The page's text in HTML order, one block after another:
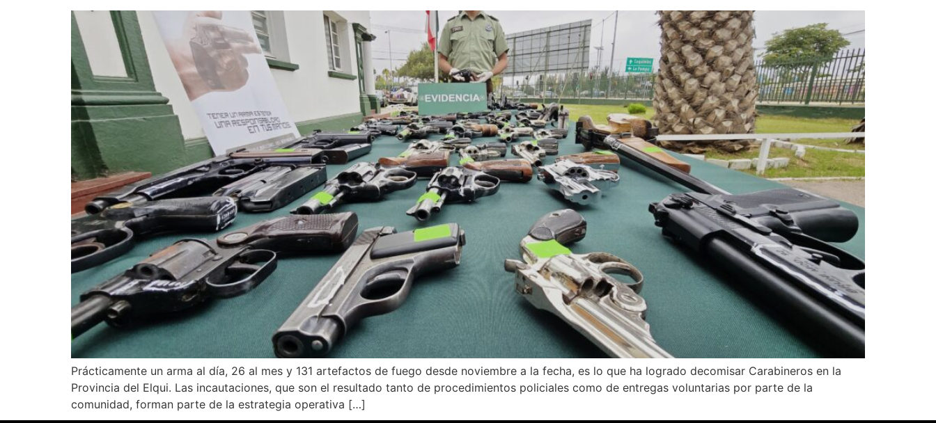
Prácticamente un arma al día, 26 al mes y 131 artefactos de fuego desde noviembre a la fecha, es lo que ha logrado decomisar Carabineros en la
Provincia del Elqui. Las incautaciones, que son el resultado tanto de procedimientos policiales como de entregas voluntarias por parte de la
comunidad, forman parte de la estrategia operativa […]